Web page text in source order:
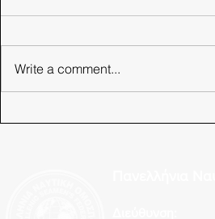
Write a comment...